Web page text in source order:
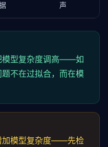
声
模型复杂度调高——如
不在过拟合，而在模
加模型复杂度——先检